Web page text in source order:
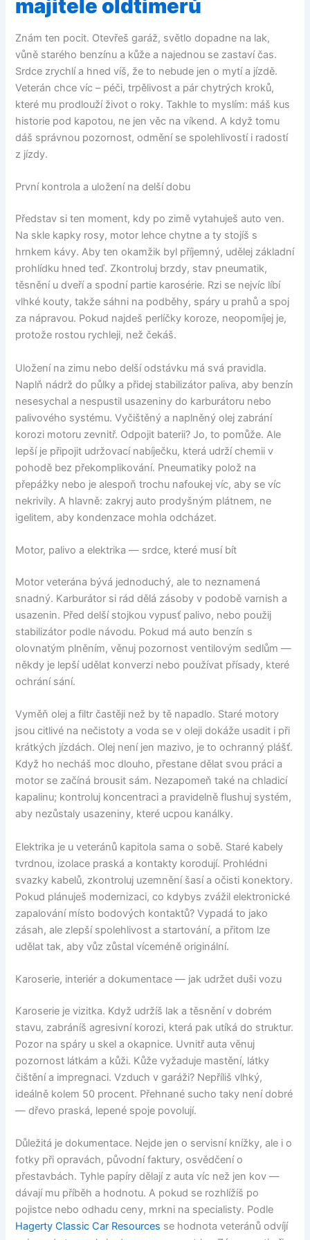
majitele oldtimerů
Znám ten pocit. Otevřeš garáž, světlo dopadne na lak,
vůně starého benzínu a kůže a najednou se zastaví čas.
Srdce zrychlí a hned víš, že to nebude jen o mytí a jízdě.
Veterán chce víc – péči, trpělivost a pár chytrých kroků,
které mu prodlouží život o roky. Takhle to myslím: máš kus
historie pod kapotou, ne jen věc na víkend. A když tomu
dáš správnou pozornost, odmění se spolehlivostí i radostí
z jízdy.
První kontrola a uložení na delší dobu
Představ si ten moment, kdy po zimě vytahuješ auto ven.
Na skle kapky rosy, motor lehce chytne a ty stojíš s
hrnkem kávy. Aby ten okamžik byl příjemný, udělej základní
prohlídku hned teď. Zkontroluj brzdy, stav pneumatik,
těsnění u dveří a spodní partie karosérie. Rzi se nejvíc líbí
vlhké kouty, takže sáhni na podběhy, spáry u prahů a spoj
za nápravou. Pokud najdeš perlíčky koroze, neopomíjej je,
protože rostou rychleji, než čekáš.
Uložení na zimu nebo delší odstávku má svá pravidla.
Naplň nádrž do půlky a přidej stabilizátor paliva, aby benzín
nesesychal a nespustil usazeniny do karburátoru nebo
palivového systému. Vyčištěný a naplněný olej zabrání
korozi motoru zevnitř. Odpojit baterii? Jo, to pomůže. Ale
lepší je připojit udržovací nabíječku, která udrží chemii v
pohodě bez překomplikování. Pneumatiky polož na
přepážky nebo je alespoň trochu nafoukej víc, aby se víc
nekrivily. A hlavně: zakryj auto prodyšným plátnem, ne
igelitem, aby kondenzace mohla odcházet.
Motor, palivo a elektrika — srdce, které musí bít
Motor veterána bývá jednoduchý, ale to neznamená
snadný. Karburátor si rád dělá zásoby v podobě varnish a
usazenin. Před delší stojkou vypusť palivo, nebo použij
stabilizátor podle návodu. Pokud má auto benzín s
olovnatým plněním, věnuj pozornost ventilovým sedlům —
někdy je lepší udělat konverzi nebo používat přísady, které
ochrání sání.
Vyměň olej a filtr častěji než by tě napadlo. Staré motory
jsou citlivé na nečistoty a voda se v oleji dokáže usadit i při
krátkých jízdách. Olej není jen mazivo, je to ochranný plášť.
Když ho necháš moc dlouho, přestane dělat svou práci a
motor se začíná brousit sám. Nezapomeň také na chladicí
kapalinu; kontroluj koncentraci a pravidelně flushuj systém,
aby nezůstaly usazeniny, které ucpou kanálky.
Elektrika je u veteránů kapitola sama o sobě. Staré kabely
tvrdnou, izolace praská a kontakty korodují. Prohlédni
svazky kabelů, zkontroluj uzemnění šasí a očisti konektory.
Pokud plánuješ modernizaci, co kdybys zvážil elektronické
zapalování místo bodových kontaktů? Vypadá to jako
zásah, ale zlepší spolehlivost a startování, a přitom lze
udělat tak, aby vůz zůstal víceméně originální.
Karoserie, interiér a dokumentace — jak udržet duši vozu
Karoserie je vizitka. Když udržíš lak a těsnění v dobrém
stavu, zabráníš agresivní korozi, která pak utíká do struktur.
Pozor na spáry u skel a okapnice. Uvnitř auta věnuj
pozornost látkám a kůži. Kůže vyžaduje mastění, látky
čištění a impregnaci. Vzduch v garáži? Nepříliš vlhký,
ideálně kolem 50 procent. Přehnané sucho taky není dobré
— dřevo praská, lepené spoje povolují.
Důležitá je dokumentace. Nejde jen o servisní knížky, ale i o
fotky při opravách, původní faktury, osvědčení o
přestavbách. Tyhle papíry dělají z auta víc než jen kov —
dávají mu příběh a hodnotu. A pokud se rozhlížíš po
pojistce nebo odhadu ceny, mrkni na specialisty. Podle
Hagerty Classic Car Resources se hodnota veteránů odvíjí